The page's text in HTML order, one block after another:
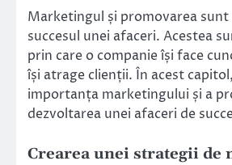
Marketingul și promovarea
succesul unei afaceri. Acestea
prin care o companie își face
își atrage clienții. În acest
importanța marketingului și a
dezvoltarea unei afaceri de
Crearea unei strategii de